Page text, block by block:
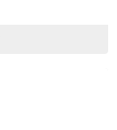
Nexstar